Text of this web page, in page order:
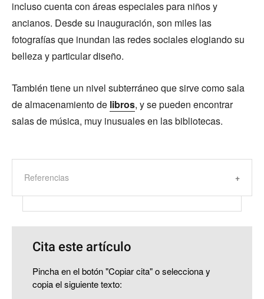
incluso cuenta con áreas especiales para niños y
ancianos. Desde su inauguración, son miles las
fotografías que inundan las redes sociales elogiando su
belleza y particular diseño.
También tiene un nivel subterráneo que sirve como sala
de almacenamiento de libros, y se pueden encontrar
salas de música, muy inusuales en las bibliotecas.
Referencias
Cita este artículo
Pincha en el botón "Copiar cita" o selecciona y
copia el siguiente texto: